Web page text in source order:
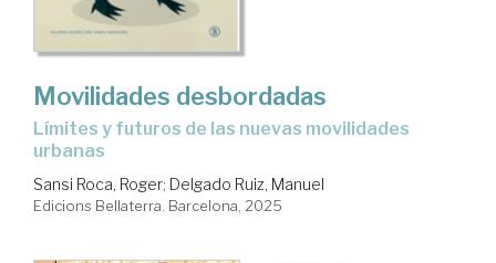
Movilidades desbordadas
Límites y futuros de las nuevas movilidades
urbanas
Sansi Roca, Roger; Delgado Ruiz, Manuel
Edicions Bellaterra. Barcelona, 2025